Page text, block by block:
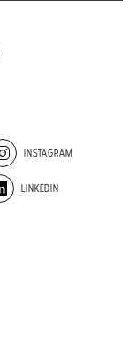
INSTAGRAM
LINKEDIN